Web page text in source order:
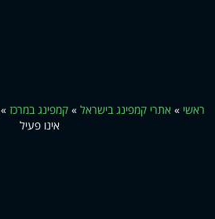
ראשי » אתרי קמפינג בישראל » קמפינג במרכז »
אינו פעיל